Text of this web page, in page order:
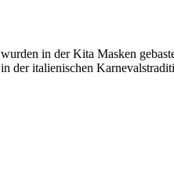
in der Kita Masken
der italienischen